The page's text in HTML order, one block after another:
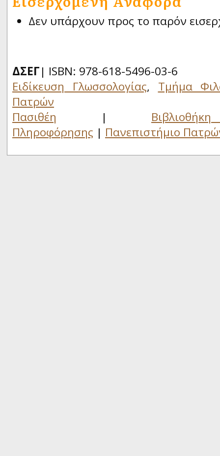
Δεν υπάρχουν προς το παρόν
ΔΣΕΓ| ISBN: 978-618-5496-03-6
Ειδίκευση Γλωσσολογίας, Τμήμα
Πατρών
Πασιθέη |
Πληροφόρησης | Πανεπιστήμιο